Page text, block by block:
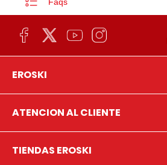
EROSKI
ATENCION AL CLIENTE
TIENDAS EROSKI